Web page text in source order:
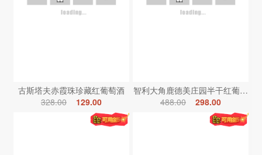
古斯塔夫赤霞珠珍藏红葡萄酒
328.00
129.00
智利大角鹿德美庄园半干红葡萄酒
488.00
298.00